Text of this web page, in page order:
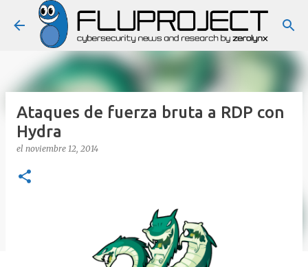
Ir al contenido principal
Ataques de fuerza bruta a RDP con
Hydra
el noviembre 12, 2014